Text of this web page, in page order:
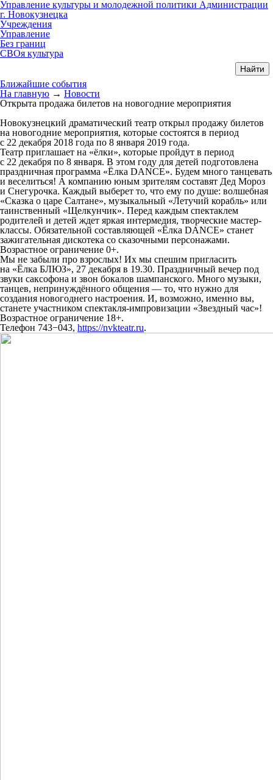
Управление культуры и молодежной политики Администрации
г. Новокузнецка
Учреждения
Управление
Без границ
СВОя культура
Ближайшие события
На главную → Новости
Открыта продажа билетов на новогодние мероприятия
Новокузнецкий драматический театр открыл продажу билетов
на новогодние мероприятия, которые состоятся в период
с 22 декабря 2018 года по 8 января 2019 года.
Театр приглашает на «ёлки», которые пройдут в период
с 22 декабря по 8 января. В этом году для детей подготовлена
праздничная программа «Ёлка DANCE». Будем много танцевать
и веселиться! А компанию юным зрителям составят Дед Мороз
и Снегурочка. Каждый выберет то, что ему по душе: волшебная
«Сказка о царе Салтане», музыкальный «Летучий корабль» или
таинственный «Щелкунчик». Перед каждым спектаклем
родителей и детей ждет яркая интермедия, творческие мастер-
классы. Обязательной составляющей «Ёлка DANCE» станет
зажигательная дискотека со сказочными персонажами.
Возрастное ограничение 0+.
Мы не забыли про взрослых! Их мы спешим пригласить
на «Ёлка БЛЮЗ», 27 декабря в 19.30. Праздничный вечер под
звуки саксофона и звон бокалов шампанского. Много музыки,
танцев, непринуждённого общения — то, что нужно для
создания новогоднего настроения. И, возможно, именно вы,
станете участником спектакля-импровизации «Звездный час»!
Возрастное ограничение 18+.
Телефон 743−043, https://nvkteatr.ru.